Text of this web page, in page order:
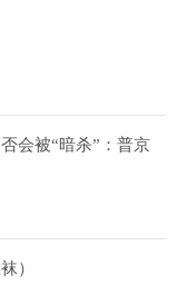
会被“暗杀”：普京
）